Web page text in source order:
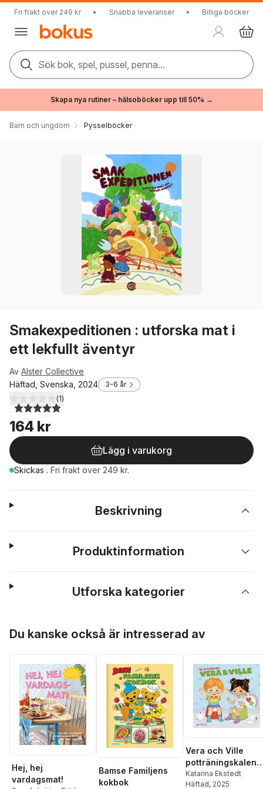
Fri frakt över 249 kr • Snabba leveranser • Billiga böcker
Sök bok, spel, pussel, penna...
Skapa nya rutiner – hälsoböcker upp till 50% →
Barn och ungdom Pysselböcker
Smakexpeditionen : utforska mat i
ett lekfullt äventyr
Av Alster Collective
Häftad, Svenska, 2024
3-6 år
5,0utav 5 stjärnor. Totalt antal röster:
(1)
164 kr
Lägg i varukorg
Skickas . Fri frakt över 249 kr.
Beskrivning
Produktinformation
Utforska kategorier
Du kanske också är intresserad av
Hej, hej
vardagsmat!
Bamse Familjens
kokbok
Vera och Ville
r - Bli blöjfri!
Katarina Ekstedt
Häftad, 2025